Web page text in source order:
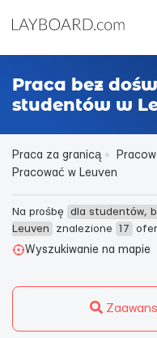
Praca bez
studentów w
Praca za granicą
Pracować w Leuven
Na prośbę dla studentów,
Leuven
znalezione 17
Wyszukiwanie na mapie